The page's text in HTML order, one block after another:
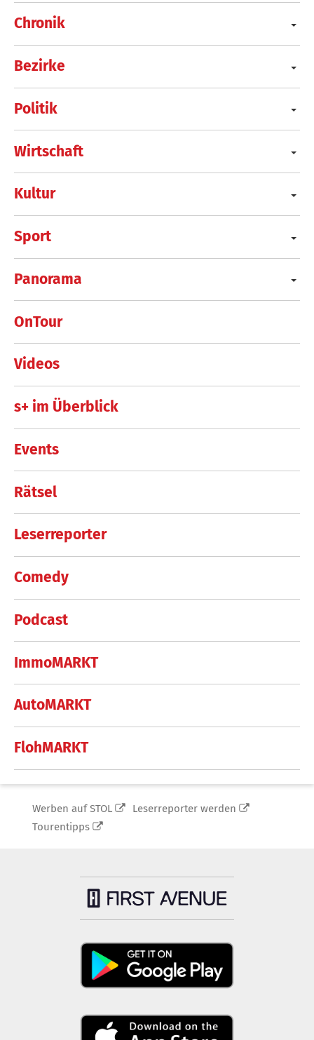
Chronik
Bezirke
Politik
Wirtschaft
Kultur
Sport
Panorama
OnTour
Videos
s+ im Überblick
Events
Rätsel
Leserreporter
Comedy
Podcast
ImmoMARKT
AutoMARKT
FlohMARKT
Werben auf STOL
Leserreporter werden
Tourentipps